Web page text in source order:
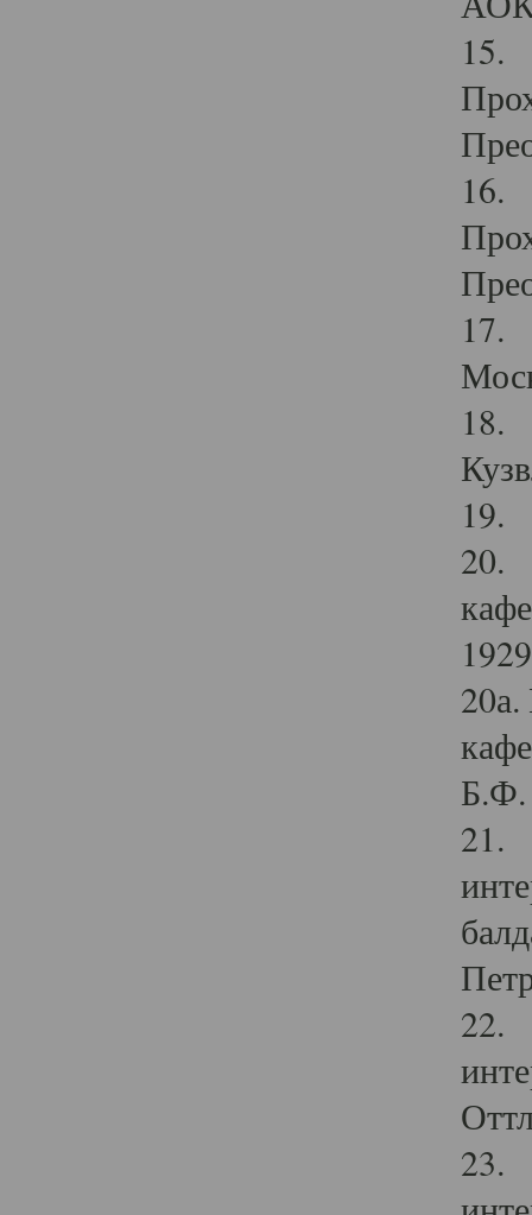
15.
16.
17.
18.
19.
20.
Б.Ф.
21.
22.
23.